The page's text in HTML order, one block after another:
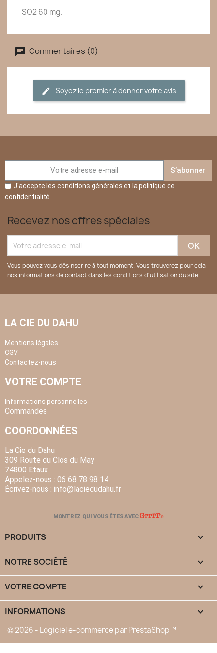
SO2 60 mg.
Commentaires (0)
Soyez le premier à donner votre avis
S’abonner
J'accepte les conditions générales et la politique de
confidentialité
Recevez nos offres spéciales
Vous pouvez vous désinscrire à tout moment. Vous trouverez pour cela
nos informations de contact dans les conditions d'utilisation du site.
LA CIE DU DAHU
Mentions légales
CGV
Contactez-nous
VOTRE COMPTE
Informations personnelles
Commandes
COORDONNÉES
La Cie du Dahu
309 Route du Clos du May
74800 Etaux
Appelez-nous : 06 68 78 98 14
Écrivez-nous : info@laciedudahu.fr
MONTREZ QUI VOUS ÊTES AVEC
PRODUITS 
NOTRE SOCIÉTÉ 
VOTRE COMPTE 
INFORMATIONS keyboard_arrow_down
© 2026 - Logiciel e-commerce par PrestaShop™